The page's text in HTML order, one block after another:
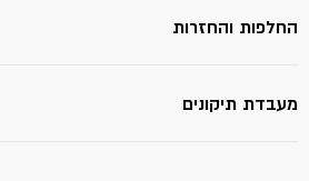
החלפות והחזרות
מעבדת תיקונים